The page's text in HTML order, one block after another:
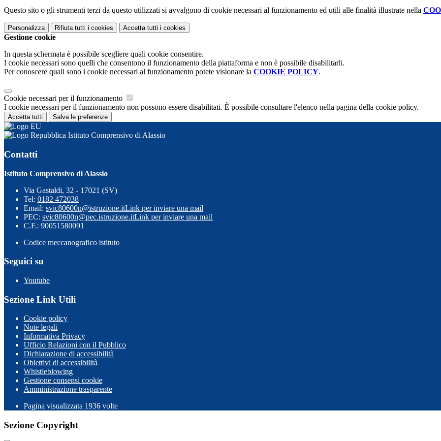
Questo sito o gli strumenti terzi da questo utilizzati si avvalgono di cookie necessari al funzionamento ed utili alle finalità illustrate nella
Personalizza Rifiuta tutti i cookies Accetta tutti i cookies
Gestione cookie
In questa schermata è possibile scegliere quali cookie consentire.
I cookie necessari sono quelli che consentono il funzionamento della piattaforma e non è possibile disabilitarli.
Per conoscere quali sono i cookie necessari al funzionamento potete visionare la COOKIE POLICY.
Cookie necessari per il funzionamento
I cookie necessari per il funzionamento non possono essere disabilitati. È possibile consultare l'elenco nella pagina della cookie policy.
Accetta tutti Salva le preferenze
Istituto Comprensivo di Alassio
Contatti
Istituto Comprensivo di Alassio
Via Gastaldi, 32 - 17021 (SV)
Tel: 0182 472038
Email: svic80600n@istruzione.itLink per inviare una mail
PEC: svic80600n@pec.istruzione.itLink per inviare una mail
C.F.: 90051580091
Codice meccanografico istituto
Seguici su
Youtube
Sezione Link Utili
Cookie policy
Note legali
Informativa Privacy
Ufficio Relazioni con il Pubblico
Dichiarazione di accessibilità
Obiettivi di accessibilità
Whistleblowing
Gestione consensi cookie
Amministrazione trasparente
Pagina visualizzata 1936 volte
Sezione Copyright